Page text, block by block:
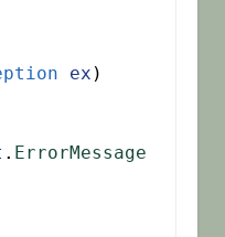
ex )
. ErrorMessage